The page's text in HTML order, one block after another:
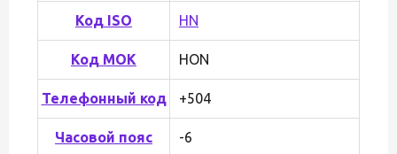
Код ISO HN
Код МОК HON
Телефонный код +504
Часовой пояс
-6